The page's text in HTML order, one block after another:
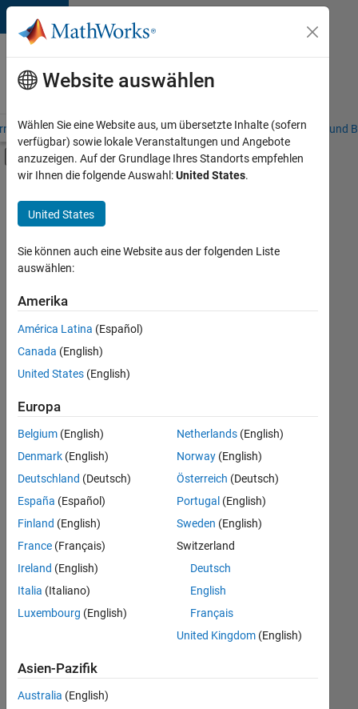
Weiter zum Inhalt
Karriere
bei
MathWorks
– Übersicht Stellensuche Niederlassungen Studierende und
Umschaltung für Off-Canvas-
Hauptinhalt
Information Technology
Sales Operations
Human Resources
+2
Derzeit
es
keine
offenen
Stellen,
Ihren
Suchkriterien
entsprechen.
können
die
Suchkriterien
weiter
fassen
oder
alle
Stellenangebote
anzeigen .
noch
keine
Website auswählen
Wählen Sie eine Website aus, um übersetzte Inhalte (sofern
verfügbar) sowie lokale Veranstaltungen und Angebote
anzuzeigen. Auf der Grundlage Ihres Standorts empfehlen
wir Ihnen die folgende Auswahl:United States.
United States
Sie können auch eine Website aus der folgenden Liste
auswählen:
Amerika
América Latina (Español)
Canada (English)
United States (English)
Europa
Belgium (English)
Denmark (English)
Deutschland (Deutsch)
España (Español)
Finland (English)
France (Français)
Ireland (English)
Italia (Italiano)
Luxembourg (English)
Netherlands(English)
Norway(English)
Österreich (Deutsch)
Portugal (English)
Sweden (English)
Switzerland
Deutsch
English
Français
United Kingdom(English)
Asien-Pazifik
Australia (English)